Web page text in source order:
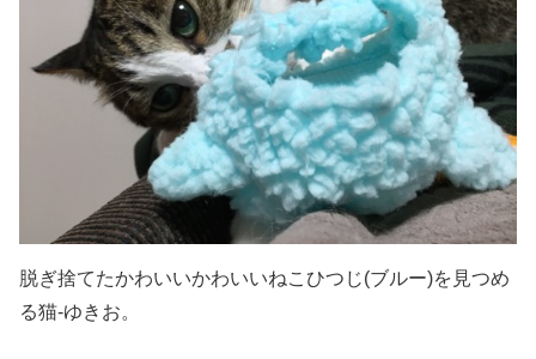
脱ぎ捨てたかわいいかわいいねこひつじ(ブルー)を見つめ
る猫-ゆきお。